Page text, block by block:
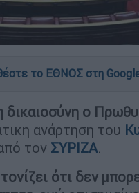
το ΕΘΝΟΣ στη
δικαιοσύνη ο
ανάρτηση του
τον ΣΥΡΙΖΑ.
τονίζει ότι δεν